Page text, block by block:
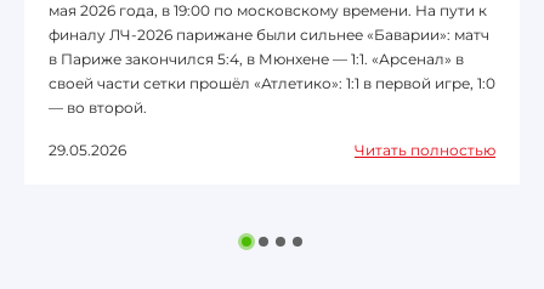
мая 2026 года, в 19:00 по московскому времени. На пути к
финалу ЛЧ-2026 парижане были сильнее «Баварии»: матч
в Париже закончился 5:4, в Мюнхене — 1:1. «Арсенал» в
своей части сетки прошёл «Атлетико»: 1:1 в первой игре, 1:0
— во второй.
29.05.2026 Читать полностью